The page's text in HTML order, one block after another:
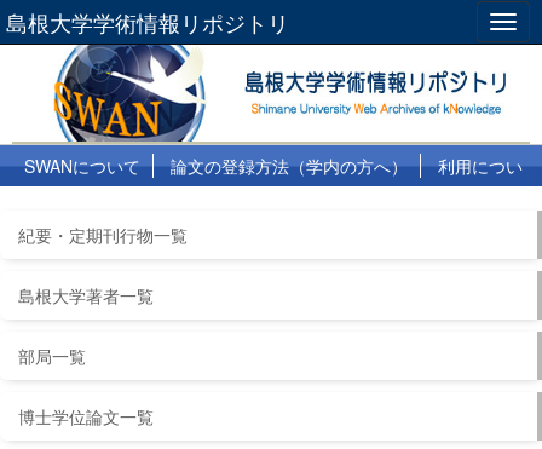
島根大学学術情報リポジトリ
SWANについて 論文の登録方法（学内の方へ）
利用につい
紀要・定期刊行物一覧
島根大学著者一覧
部局一覧
博士学位論文一覧